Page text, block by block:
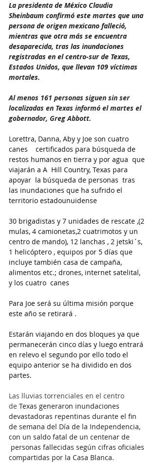
La presidenta de México Claudia
Sheinbaum confirmó este martes que una
persona de origen mexicano falleció,
mientras que otra más se encuentra
desaparecida, tras las inundaciones
registradas en el centro-sur de Texas,
Estados Unidos, que llevan 109 víctimas
mortales.
Al menos 161 personas siguen sin ser
localizadas en Texas informó el martes el
gobernador, Greg Abbott.
Lorettra, Danna, Aby y Joe son cuatro
canes    certificados para búsqueda de
restos humanos en tierra y por agua  que
viajarán a A  Hill Country, Texas para
apoyar  la búsqueda de personas  tras
las inundaciones que ha sufrido el
territorio estadounuidense
30 brigadistas y 7 unidades de rescate ,(2
mulas, 4 camionetas,2 cuatrimotos y un
centro de mando), 12 lanchas , 2 jetski´s,
1 helicóptero , equipos por 5 días que
incluye también casa de campaña,
alimentos etc.; drones, internet satelital,
y los cuatro  canes
Para Joe será su última misión porque
este año se retirará .
Estarán viajando en dos bloques ya que
permanecerán cinco días y luego entrará
en relevo el segundo por ello todo el
equipo anterior se ha dividido en dos
partes.
Las lluvias torrenciales en el centro
de Texas generaron inundaciones
devastadoras repentinas durante el fin
de semana del Día de la Independencia,
con un saldo fatal de un centenar de
personas fallecidas según cifras oficiales
compartidas por la Casa Blanca.